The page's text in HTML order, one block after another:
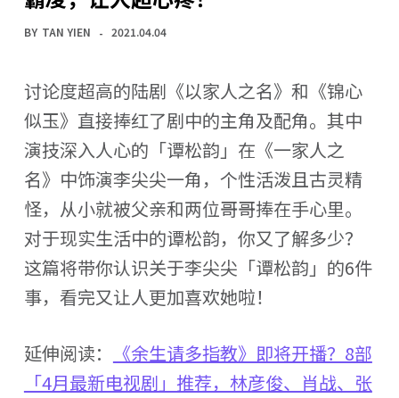
BY TAN YIEN 2021.04.04
讨论度超高的陆剧《以家人之名》和《锦心
似玉》直接捧红了剧中的主角及配角。其中
演技深入人心的「谭松韵」在《一家人之
名》中饰演李尖尖一角，个性活泼且古灵精
怪，从小就被父亲和两位哥哥捧在手心里。
对于现实生活中的谭松韵，你又了解多少？
这篇将带你认识关于李尖尖「谭松韵」的6件
事，看完又让人更加喜欢她啦！
延伸阅读：
《余生请多指教》即将开播？8部
「4月最新电视剧」推荐，林彦俊、肖战、张